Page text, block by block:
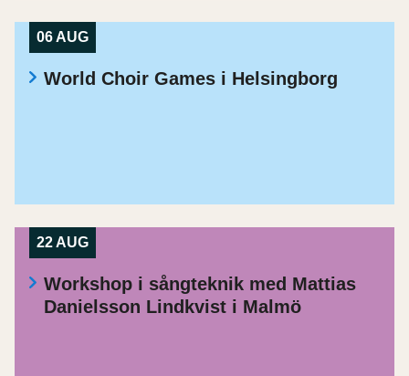
06 AUG
World Choir Games i Helsingborg
22 AUG
Workshop i sångteknik med Mattias
Danielsson Lindkvist i Malmö